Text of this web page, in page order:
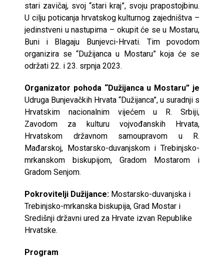
stari zavičaj, svoj “stari kraj”, svoju prapostojbinu.
U cilju poticanja hrvatskog kulturnog zajedništva –
jedinstveni u nastupima – okupit će se u Mostaru,
Buni i Blagaju Bunjevci-Hrvati. Tim povodom
organizira se “Dužijanca u Mostaru” koja će se
održati 22. i 23. srpnja 2023.
Organizator pohoda “Dužijanca u Mostaru” je
Udruga Bunjevačkih Hrvata “Dužijanca”, u suradnji s
Hrvatskim nacionalnim vijećem u R. Srbiji,
Zavodom za kulturu vojvođanskih Hrvata,
Hrvatskom državnom samoupravom u R.
Mađarskoj, Mostarsko-duvanjskom i Trebinjsko-
mrkanskom biskupijom, Gradom Mostarom i
Gradom Senjom.
Pokrovitelji Dužijance: Mostarsko-duvanjska i
Trebinjsko-mrkanska biskupija, Grad Mostar i
Središnji državni ured za Hrvate izvan Republike
Hrvatske.
Program